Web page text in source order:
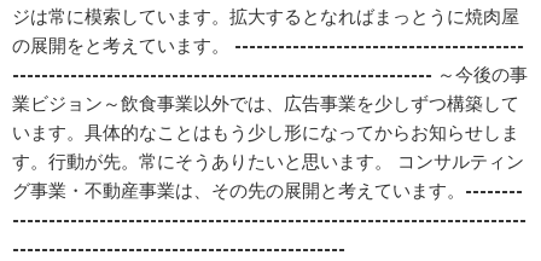
ジは常に模索しています。拡大するとなればまっとうに焼肉屋
の展開をと考えています。 ----------------------------------------
---------------------------------------------------------- ～今後の事
業ビジョン～飲食事業以外では、広告事業を少しずつ構築して
います。具体的なことはもう少し形になってからお知らせしま
す。行動が先。常にそうありたいと思います。 コンサルティン
グ事業・不動産事業は、その先の展開と考えています。--------
-----------------------------------------------------------------------
----------------------------------------------